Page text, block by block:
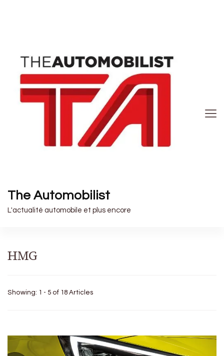
The Automobilist
L'actualité automobile et plus encore
HMG
Showing: 1 - 5 of 18 Articles